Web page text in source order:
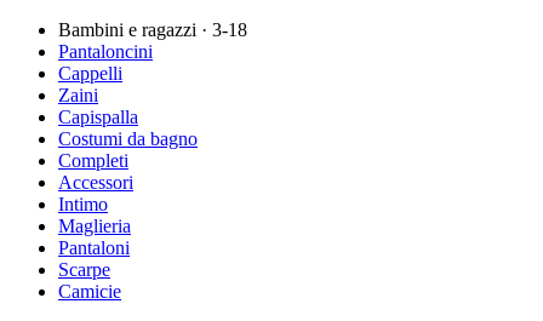
Bambini e ragazzi · 3-18
Pantaloncini
Cappelli
Zaini
Capispalla
Costumi da bagno
Completi
Accessori
Intimo
Maglieria
Pantaloni
Scarpe
Camicie